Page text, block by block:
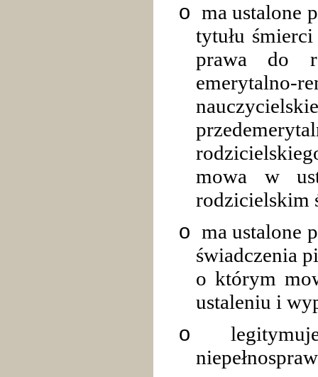
o ma ustalone
tytułu
prawa do
emerytalno-
mowa w
rodzicielskim
o ma ustalone
świadczenia
o którym
ustaleniu i
o